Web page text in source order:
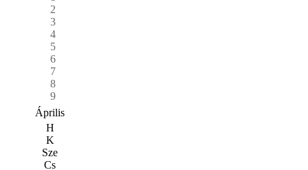
2
3
4
5
6
7
8
9
Április
H
K
Sze
Cs